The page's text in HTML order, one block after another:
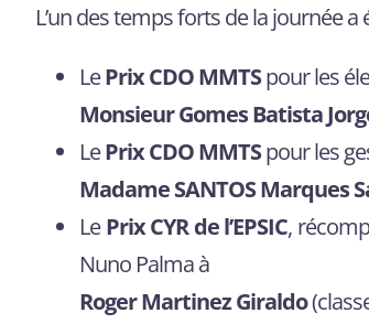
L’un des temps forts de la journée
LePrix CDO MMTSpour les
Monsieur Gomes Batista
LePrix CDO MMTSpour les
Madame SANTOS Marques
LePrix CYR de l’EPSIC,
Nuno Palma à
Roger Martinez Giraldo